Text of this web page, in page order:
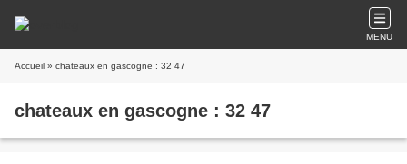
MENU
Accueil » chateaux en gascogne : 32 47
chateaux en gascogne : 32 47